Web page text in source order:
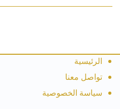
الرئيسية
تواصل معنا
سياسة الخصوصية